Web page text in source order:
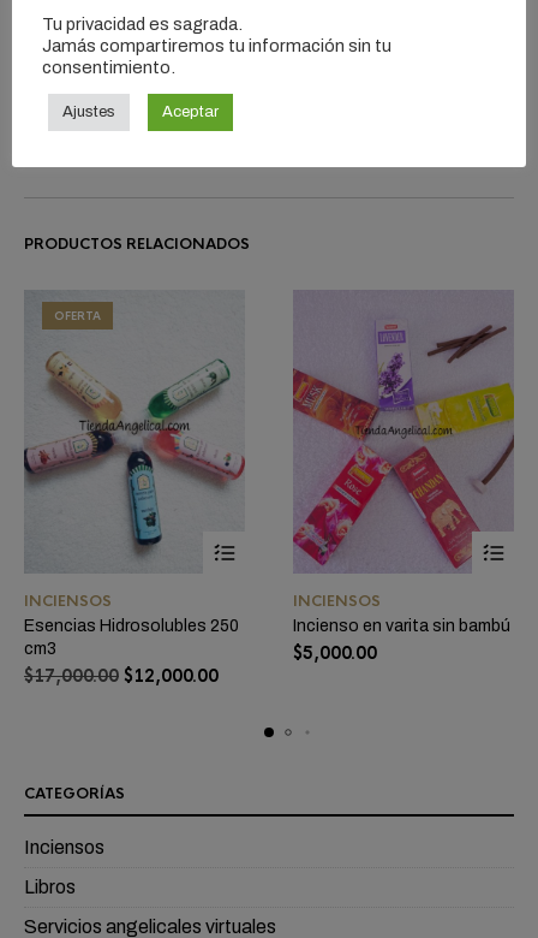
de ánimo, el humor y la energía ambiental. Verifica el sello
holográfico de cada cajita.
PRODUCTOS RELACIONADOS
OFERTA
tiene
múltiples
opciones
elegir
de
INCIENSOS
Esencias Hidrosolubles 250
cm3
$17,000.00 Original
$12,000.00Current
$12,000.00.
tiene
elegir
INCIENSOS
Incienso en varita sin bambú
$5,000.00
CATEGORÍAS
Inciensos
Libros
Servicios angelicales virtuales
Tu privacidad es sagrada.
Jamás compartiremos tu información sin tu
consentimiento.
Ajustes Aceptar